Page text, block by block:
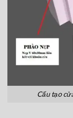
Cấu tạo